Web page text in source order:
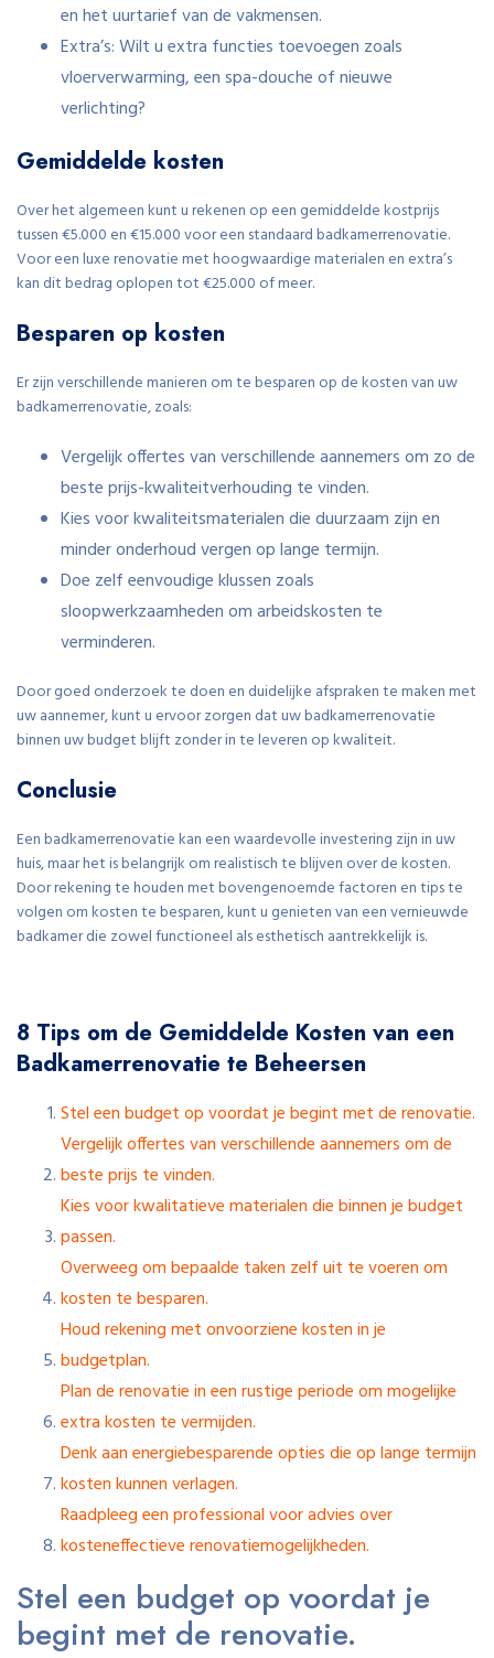
en het uurtarief van de vakmensen.
Extra’s: Wilt u extra functies toevoegen zoals
vloerverwarming, een spa-douche of nieuwe
verlichting?
Gemiddelde kosten
Over het algemeen kunt u rekenen op een gemiddelde kostprijs
tussen €5.000 en €15.000 voor een standaard badkamerrenovatie.
Voor een luxe renovatie met hoogwaardige materialen en extra’s
kan dit bedrag oplopen tot €25.000 of meer.
Besparen op kosten
Er zijn verschillende manieren om te besparen op de kosten van uw
badkamerrenovatie, zoals:
Vergelijk offertes van verschillende aannemers om zo de
beste prijs-kwaliteitverhouding te vinden.
Kies voor kwaliteitsmaterialen die duurzaam zijn en
minder onderhoud vergen op lange termijn.
Doe zelf eenvoudige klussen zoals
sloopwerkzaamheden om arbeidskosten te
verminderen.
Door goed onderzoek te doen en duidelijke afspraken te maken met
uw aannemer, kunt u ervoor zorgen dat uw badkamerrenovatie
binnen uw budget blijft zonder in te leveren op kwaliteit.
Conclusie
Een badkamerrenovatie kan een waardevolle investering zijn in uw
huis, maar het is belangrijk om realistisch te blijven over de kosten.
Door rekening te houden met bovengenoemde factoren en tips te
volgen om kosten te besparen, kunt u genieten van een vernieuwde
badkamer die zowel functioneel als esthetisch aantrekkelijk is.
8 Tips om de Gemiddelde Kosten van een
Badkamerrenovatie te Beheersen
Stel een budget op voordat je begint met de renovatie.
Vergelijk offertes van verschillende aannemers om de
beste prijs te vinden.
Kies voor kwalitatieve materialen die binnen je budget
passen.
Overweeg om bepaalde taken zelf uit te voeren om
kosten te besparen.
Houd rekening met onvoorziene kosten in je
budgetplan.
Plan de renovatie in een rustige periode om mogelijke
extra kosten te vermijden.
Denk aan energiebesparende opties die op lange termijn
kosten kunnen verlagen.
Raadpleeg een professional voor advies over
kosteneffectieve renovatiemogelijkheden.
Stel een budget op voordat je
begint met de renovatie.